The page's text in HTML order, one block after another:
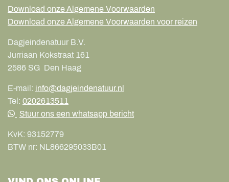
Download onze Algemene Voorwaarden
Download onze Algemene Voorwaarden voor reizen
Dagjeindenatuur B.V.
Jurriaan Kokstraat 161
2586 SG Den Haag
E-mail: info@dagjeindenatuur.nl
Tel: 0202613511
Stuur ons een whatsapp bericht
KvK: 93152779
BTW nr: NL866295033B01